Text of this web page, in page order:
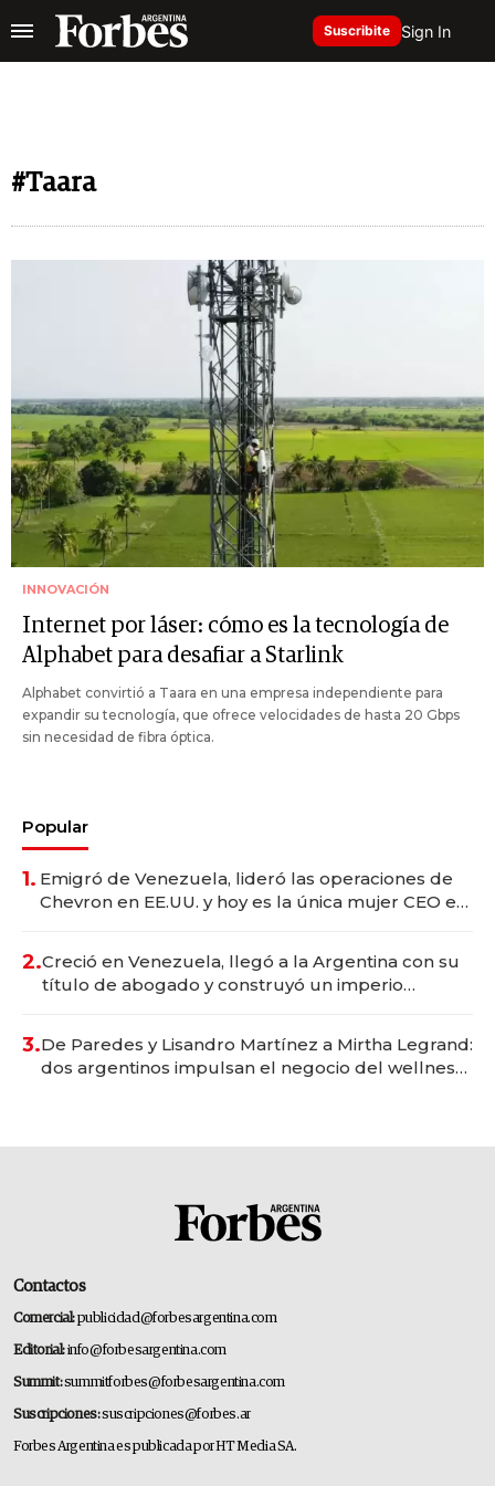
Suscribite Sign In
#Taara
INNOVACIÓN
Internet por láser: cómo es la tecnología de
Alphabet para desafiar a Starlink
Alphabet convirtió a Taara en una empresa independiente para
expandir su tecnología, que ofrece velocidades de hasta 20 Gbps
sin necesidad de fibra óptica.
Popular
1. Emigró de Venezuela, lideró las operaciones de
Chevron en EE.UU. y hoy es la única mujer CEO en
2.Creció en Venezuela, llegó a la Argentina con su
título de abogado y construyó un imperio
3.De Paredes y Lisandro Martínez a Mirtha Legrand:
dos argentinos impulsan el negocio del wellness
Contactos
Comercial:publicidad@forbesargentina.com
Editorial:info@forbesargentina.com
Summit:summitforbes@forbesargentina.com
Suscripciones:suscripciones@forbes.ar
Forbes Argentina es publicada por HT Media SA.